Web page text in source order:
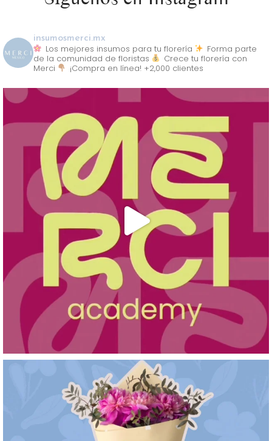
insumosmerci.mx
Los mejores insumos para tu florería
Forma parte
de la comunidad de floristas
Crece tu florería con
Merci
¡Compra en línea! +2,000 clientes